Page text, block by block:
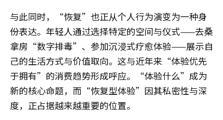
与此同时，“恢复”也正从个人行为演变为一种身
份表达。年轻人通过选择特定的空间与仪式——去桑
拿房“数字排毒”、参加沉浸式疗愈体验——展示自
己的生活方式与价值取向。这与近年来“体验优先
于拥有”的消费趋势形成呼应。“体验什么”成为
新的核心命题，而“恢复型体验”因其私密性与深
度，正占据越来越重要的位置。